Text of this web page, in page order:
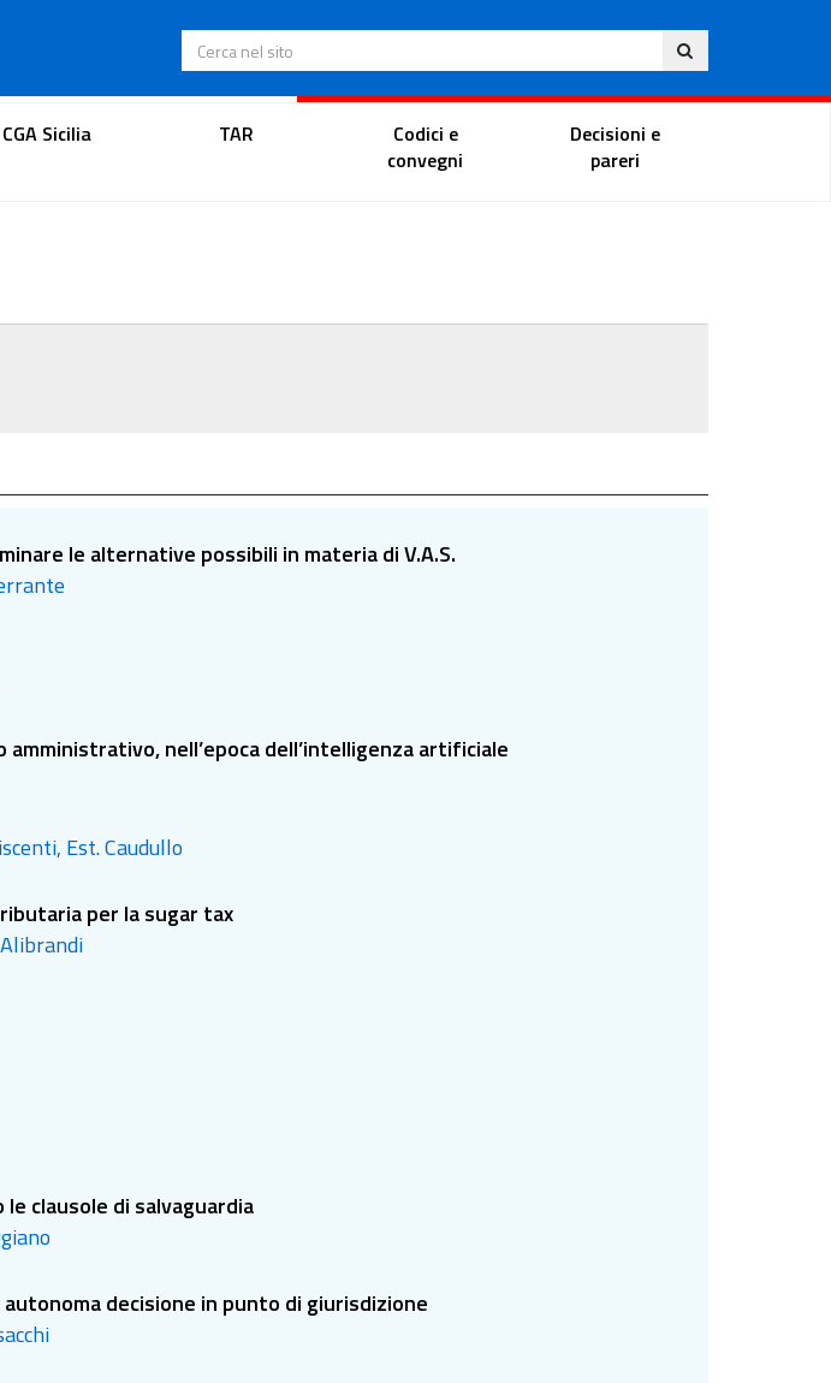
Ita
Cerca nel sito
Portale del magistrato
CGA Sicilia TAR
Codici e
convegni
Decisioni e
pareri
le alternative possibili in materia di V.A.S.
nell’epoca dell’intelligenza artificiale
Est. Caudullo
per la sugar tax
clausole di salvaguardia
decisione in punto di giurisdizione